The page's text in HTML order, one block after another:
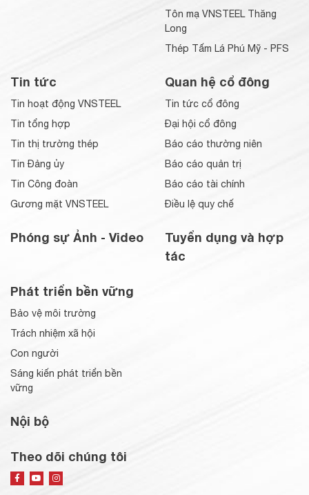
Tôn mạ VNSTEEL Thăng
Long
Thép Tấm Lá Phú Mỹ - PFS
Tin tức
Tin hoạt động VNSTEEL
Tin tổng hợp
Tin thị trường thép
Tin Đảng ủy
Tin Công đoàn
Gương mặt VNSTEEL
Phóng sự Ảnh - Video
Quan hệ cổ đông
Tin tức cổ đông
Đại hội cổ đông
Báo cáo thường niên
Báo cáo quản trị
Báo cáo tài chính
Điều lệ quy chế
Tuyển dụng và hợp
tác
Phát triển bền vững
Bảo vệ môi trường
Trách nhiệm xã hội
Con người
Sáng kiến phát triển bền
vững
Nội bộ
Theo dõi chúng tôi